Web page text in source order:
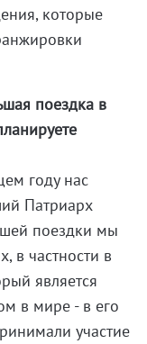
которые
поездка в
году нас
Патриарх
поездки мы
в частности в
является
в мире - в его
участие